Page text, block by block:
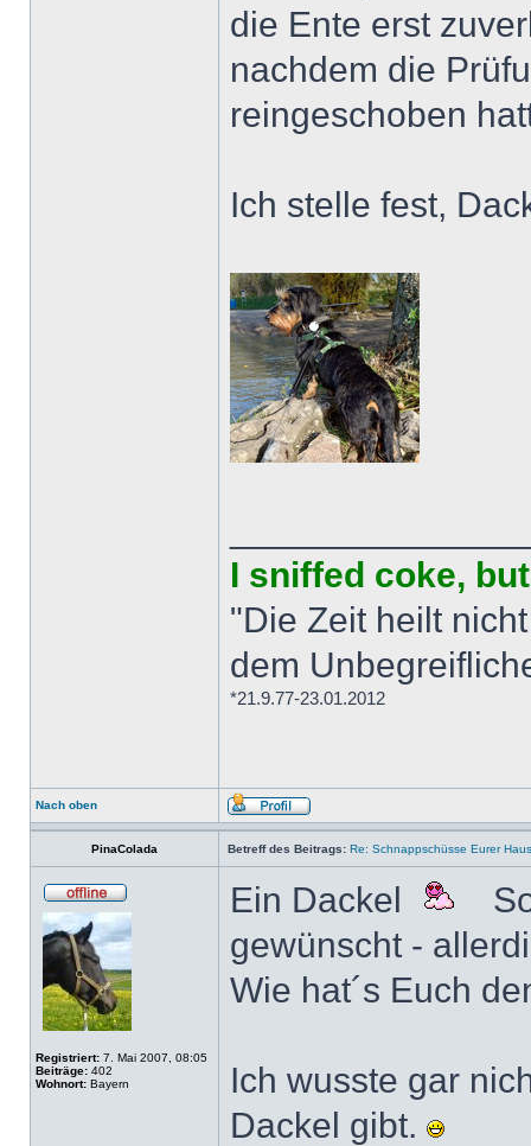
die Ente erst
nachdem die
reingeschoben
Ich stelle fest,
I sniffed coke,
"Die Zeit heilt
dem
*21.9.77-23.01.2012
Nach oben
PinaColada Betreff des Beitrags: Re: Schnappschüsse Eurer
Registriert: 7. Mai 2007, 08:05
Beiträge: 402
Wohnort: Bayern
Ein Dackel
gewünscht -
Wie hat´s Euch
Ich wusste gar
Dackel gibt.